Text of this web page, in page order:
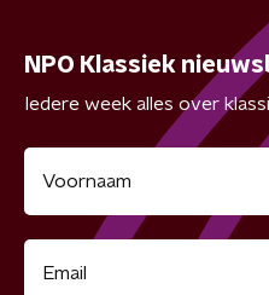
NPO Klassiek
Iedere week alles over